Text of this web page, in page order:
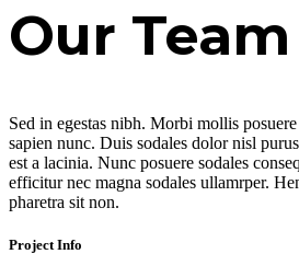
Our
Sed in egestas nibh. Morbi mollis
sapien nunc. Duis sodales dolor nisl
est a lacinia. Nunc posuere sodales
efficitur nec magna sodales ullamrper.
pharetra sit non.
Project Info